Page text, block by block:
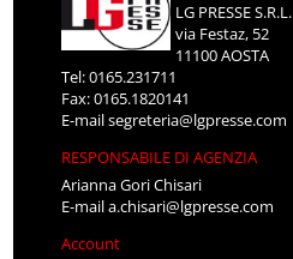
LG PRESSE S.R.L.
via Festaz, 52
11100 AOSTA
Tel: 0165.231711
Fax: 0165.1820141
E-mailsegreteria@lgpresse.com
RESPONSABILE DI AGENZIA
Arianna Gori Chisari
E-maila.chisari@lgpresse.com
Account